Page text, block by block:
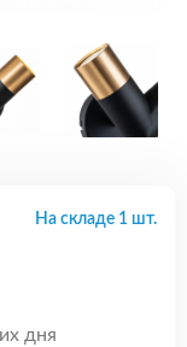
На складе 1 шт.
дня